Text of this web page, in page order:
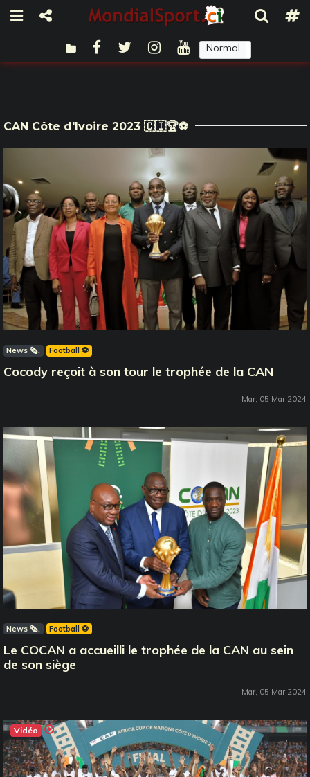
Normal
CAN Côte d'Ivoire 2023 🇨🇮🏆⚽️
News 🗞️ Football ⚽️
Cocody reçoit à son tour le trophée de la CAN
Mar, 05 Mar 2024
News 🗞️ Football ⚽️
Le COCAN a accueilli le trophée de la CAN au sein
de son siège
Mar, 05 Mar 2024
Vidéo